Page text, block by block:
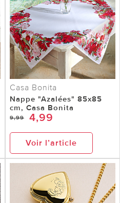
Casa Bonita
Nappe "Azalées" 85x85
cm, Casa Bonita
9,99 4,99
Voir l’article